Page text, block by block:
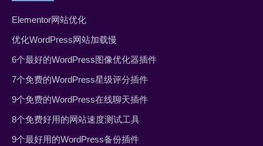
Elementor网站优化
优化WordPress网站加载慢
6个最好的WordPress图像优化器插件
7个免费的WordPress星级评分插件
9个免费的WordPress在线聊天插件
8个免费好用的网站速度测试工具
9个最好用的WordPress备份插件